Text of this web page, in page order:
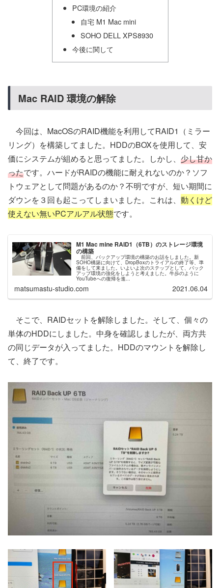
PC環境の紹介
自宅 M1 Mac mini
SOHO DELL XPS8930
今後に関して
Mac RAID 環境の解除
今回は、MacOSのRAID機能を利用してRAID1（ミラー
リング）を構築してました。HDDのBOXを使用して、安
価にシステムが組めると思ってました。しかし、 少し甘か
ったです。ハードがRAIDの機能に耐えれないのか？ソフ
トウェアとして問題があるのか？不明ですが、短い期間に
ダウンを３回も起こってしまいました。これは、 動くけど
使えない無いPCアルアル状態です。
M1 Mac mine RAID1（6TB）のストレージ環境
の構築
前回、バックアップ環境の構築のお話をしました。新
SOHO構築に向けて、DropBoxのトライアルの終了等、準
備をして来ました。いよいよ次のステップとして、バック
アップ環境の強化をしようと考えました。牛歩のように
YouTubeへの復帰を進...
matsumastu-studio.com 2021.06.04
そこで、RAIDセットを解除しました。そして、個々の
単体のHDDにしました。中身を確認しましたが、両方共
の同じデータが入ってました。HDDのマウントを解除し
て、終了です。